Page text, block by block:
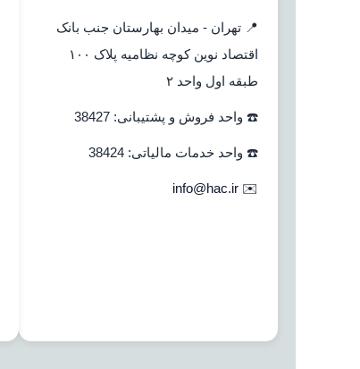
📍 تهران - میدان بهارستان جنب بانک
اقتصاد نوین کوچه نظامیه پلاک ۱۰۰
طبقه اول واحد ۲
☎️ واحد فروش و پشتیبانی: 38427
☎️ واحد خدمات مالیاتی: 38424
✉️
info@hac.ir